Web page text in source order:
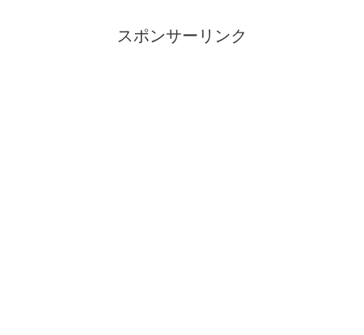
スポンサーリンク